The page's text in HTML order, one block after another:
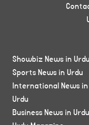
Showbiz News in Urdu
Sports News in Urdu
International News in
Urdu
Business News in Urdu